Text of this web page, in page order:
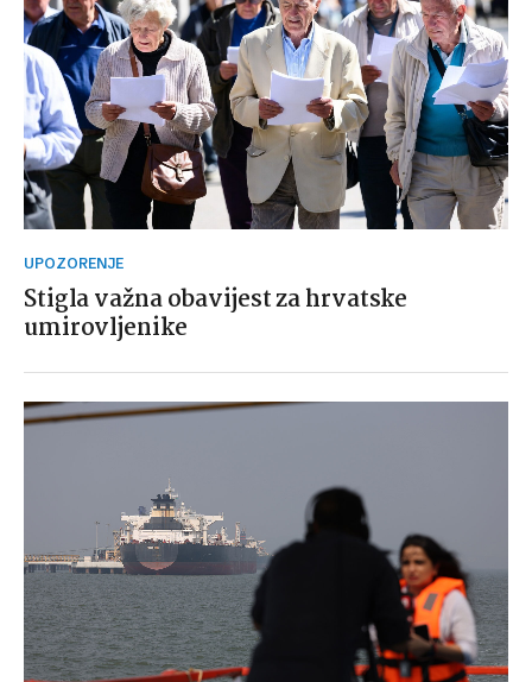
UPOZORENJE
Stigla važna obavijest za hrvatske
umirovljenike